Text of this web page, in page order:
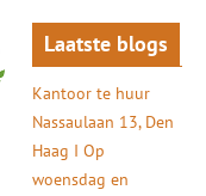
Laatste blogs
Kantoor te huur
Nassaulaan 13, Den
Haag I Op
woensdag en